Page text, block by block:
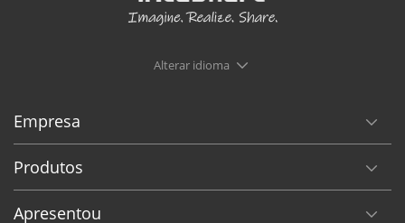
Alterar idioma
Empresa
Produtos
Apresentou